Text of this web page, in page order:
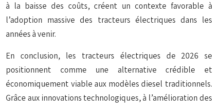
à la baisse des coûts, créent un contexte favorable à
l’adoption massive des tracteurs électriques dans les
années à venir.
En conclusion, les tracteurs électriques de 2026 se
positionnent comme une alternative crédible et
économiquement viable aux modèles diesel traditionnels.
Grâce aux innovations technologiques, à l’amélioration des